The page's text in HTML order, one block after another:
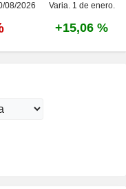
08/2026 Varia. 1 de enero.
+15,06 %